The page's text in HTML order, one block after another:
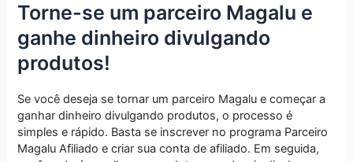
Torne-se um parceiro Magalu e
ganhe dinheiro divulgando
produtos!
Se você deseja se tornar um parceiro Magalu e começar a
ganhar dinheiro divulgando produtos, o processo é
simples e rápido. Basta se inscrever no programa Parceiro
Magalu Afiliado e criar sua conta de afiliado. Em seguida,